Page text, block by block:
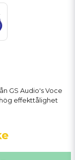
GS Audio's Voce
hög effekttålighet